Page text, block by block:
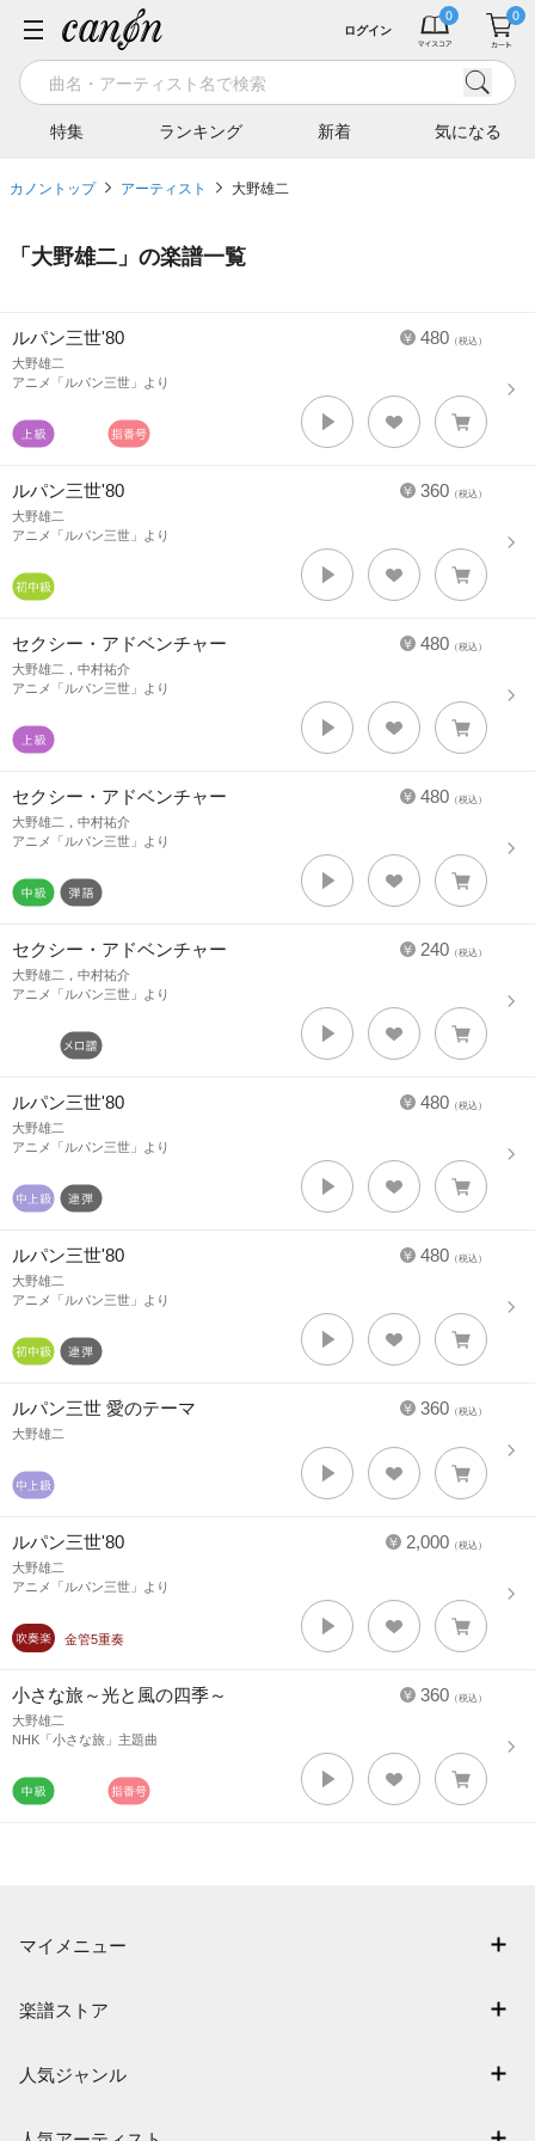
特集 ランキング 新着 気になる
ログイン
カノントップ アーティスト 大野雄二
「 大野雄二 」の楽譜一覧
480 （税込）
ルパン三世'80
大野雄二
アニメ「ルパン三世」より
360 （税込）
ルパン三世'80
大野雄二
アニメ「ルパン三世」より
480 （税込）
セクシー・アドベンチャー
大野雄二，中村祐介
アニメ「ルパン三世」より
480 （税込）
セクシー・アドベンチャー
大野雄二，中村祐介
アニメ「ルパン三世」より
240 （税込）
セクシー・アドベンチャー
大野雄二，中村祐介
アニメ「ルパン三世」より
480 （税込）
ルパン三世'80
大野雄二
アニメ「ルパン三世」より
480 （税込）
ルパン三世'80
大野雄二
アニメ「ルパン三世」より
360 （税込）
ルパン三世 愛のテーマ
大野雄二
2,000 （税込）
ルパン三世'80
大野雄二
アニメ「ルパン三世」より
金管5重奏
360 （税込）
小さな旅～光と風の四季～
大野雄二
NHK「小さな旅」主題曲
マイメニュー
退会はこちら
楽譜ストア
人気ジャンル